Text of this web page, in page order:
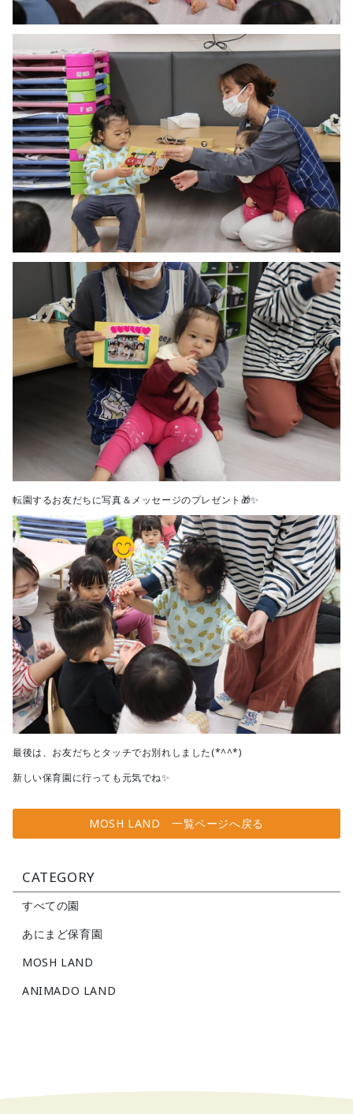
転園するお友だちに写真＆メッセージのプレゼント🎁✨
最後は、お友だちとタッチでお別れしました(*^^*)
新しい保育園に行っても元気でね✨
MOSH LAND 一覧ページへ戻る
CATEGORY
すべての園
あにまど保育園
MOSH LAND
ANIMADO LAND